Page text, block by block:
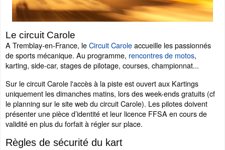
Le circuit Carole
A Tremblay-en-France, leCircuit Caroleaccueille les passionnés
de sports mécanique. Au programme, rencontres de motos,
karting, side-car, stages de pilotage, courses, championnat...
Sur le circuit Carole l'accès à la piste est ouvert aux Kartings
uniquement les dimanches matins, lors des week-ends gratuits (cf
le planning sur le site web du circuit Carole). Les pilotes doivent
présenter une pièce d’identité et leur licence FFSA en cours de
validité en plus du forfait à régler sur place.
Règles de sécurité du kart